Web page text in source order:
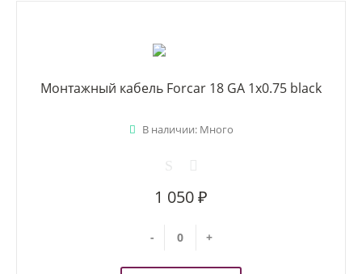
Монтажный кабель Forcar 18 GA 1x0.75 black
В наличии: Много
1 050 ₽
- +